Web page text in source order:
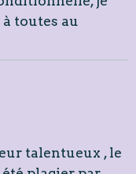
toutes au
talentueux , le